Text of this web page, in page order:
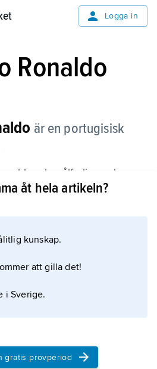
Logga in
Ronaldo
är en portugisisk
och målfarlig spelare
både mittfältare och
vann Champions
spelade han för Juventus i
om artikeln
åt hela artikeln?
kunskap.
att gilla det!
i Sverige.
gratis provperiod